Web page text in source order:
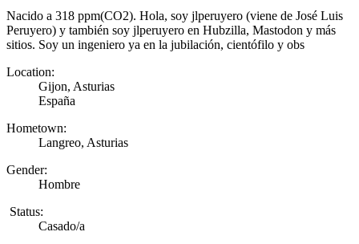
Nacido a 318 ppm(CO2). Hola, soy jlperuyero (viene de José Luis
Peruyero) y también soy jlperuyero en Hubzilla, Mastodon y más
sitios. Soy un ingeniero ya en la jubilación, cientófilo y obs
Location:
Gijon, Asturias
España
Hometown:
Langreo, Asturias
Gender:
Hombre
Status:
Casado/a